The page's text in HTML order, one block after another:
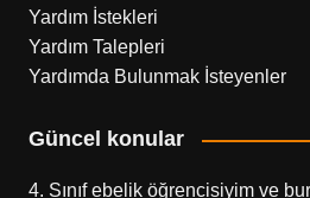
Yardım İstekleri
Yardım Talepleri
Yardımda Bulunmak İsteyenler
Güncel konular
4. Sınıf ebelik öğrencisiyim ve